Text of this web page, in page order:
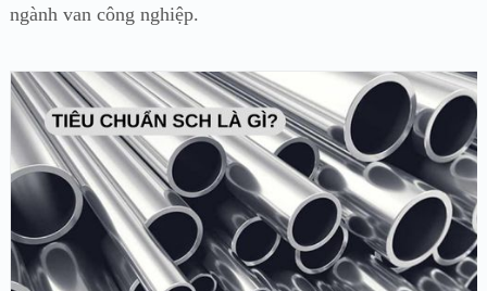
ngành van công nghiệp.